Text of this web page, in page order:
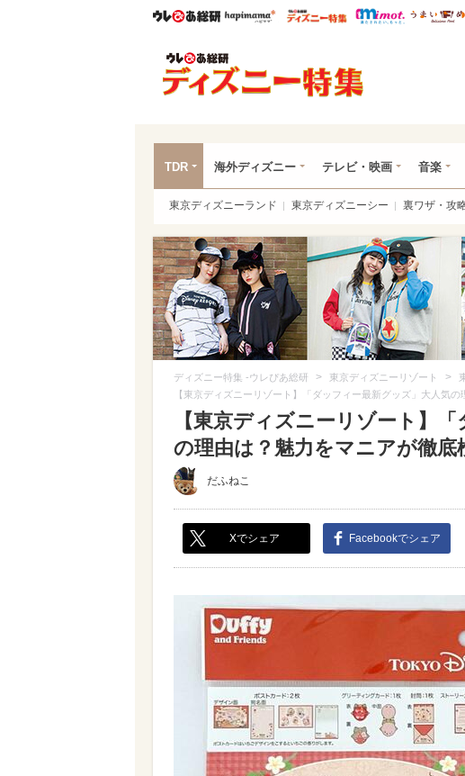
ウレぴあ総研ハピママ* ウレぴあ総研 デ
mimot.
TDR 海外ディズニー テレビ・映画 音楽
東京ディズニーランド 東京ディズニーシー 裏ワザ・攻
ディズニー特集 -ウレぴあ総研 > 東京ディズニーリゾート >
【東京ディズニーリゾート】「ダッフィー最新グッズ」大人気
【東京ディズニーリゾート】
の理由は？魅力をマニアが徹底
だふねこ
Xでシェア Facebookでシェア